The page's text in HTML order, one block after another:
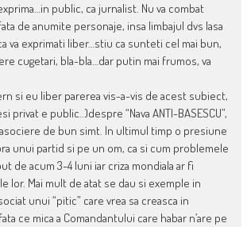
public, ca jurnalist. Nu va combat
de anumite personaje, insa limbajul dvs lasa
va exprimati liber…stiu ca sunteti cel mai bun,
cugetari, bla-bla…dar putin mai frumos, va
si eu liber parerea vis-a-vis de acest subiect,
privat e public..)despre “Nava ANTI-BASESCU”,
de bun simt. In ultimul timp o presiune
unui partid si pe un om, ca si cum problemele
de acum 3-4 luni iar criza mondiala ar fi
lor. Mai mult de atat se dau si exemple in
unui “pitic” care vrea sa creasca in
ce mica a Comandantului care habar n’are pe